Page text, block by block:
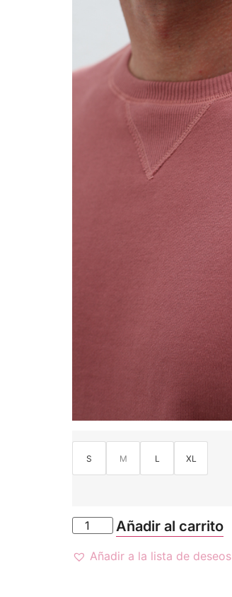
S M L XL
Añadir al carrito
Añadir a la lista de deseos